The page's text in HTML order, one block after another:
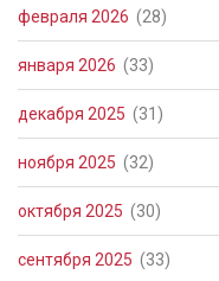
февраля 2026 (28)
января 2026 (33)
декабря 2025 (31)
ноября 2025 (32)
октября 2025 (30)
сентября 2025 (33)